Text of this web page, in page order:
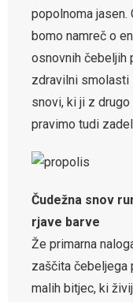
popolnoma jasen.
bomo namreč o
osnovnih čebeljih
zdravilni smolasti
snovi, ki ji z
pravimo tudi
Čudežna snov
rjave barve
Že primarna
zaščita čebeljega
malih bitjec, ki